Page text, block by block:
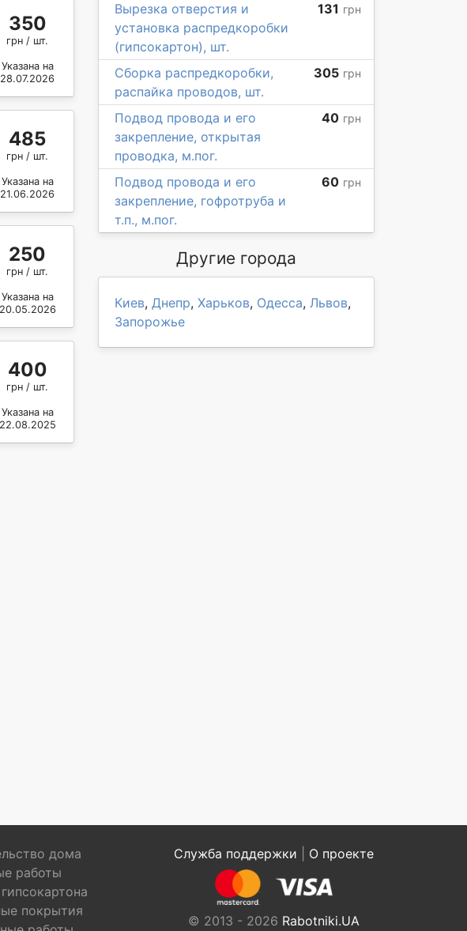
350
грн / шт.
Указана на
28.07.2026
485
грн / шт.
Указана на
21.06.2026
250
грн / шт.
Указана на
20.05.2026
400
грн / шт.
Указана на
22.08.2025
Вырезка отверстия и
установка распредкоробки
(гипсокартон), шт.
131 грн
Сборка распредкоробки,
распайка проводов, шт.
305 грн
Подвод провода и его
закрепление, открытая
проводка, м.пог.
40 грн
Подвод провода и его
закрепление, гофротруба и
т.п., м.пог.
60 грн
Другие города
Киев, Днепр, Харьков, Одесса, Львов,
Запорожье
дома
работы
покрытия
Служба поддержки О проекте
© 2013 - 2026 Rabotniki.UA